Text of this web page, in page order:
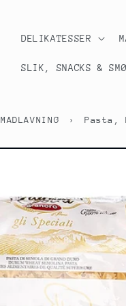
DELIKATESSER
SLIK, SNACKS &
MADLAVNING › Pasta,